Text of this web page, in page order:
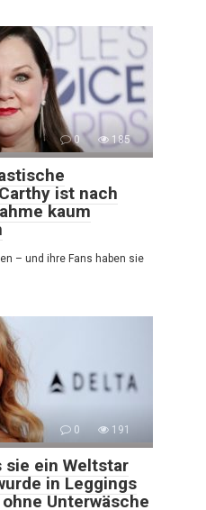
0 185
ist nach
kaum
– und ihre Fans haben sie
0 191
sie ein Weltstar
in Leggings
Unterwäsche